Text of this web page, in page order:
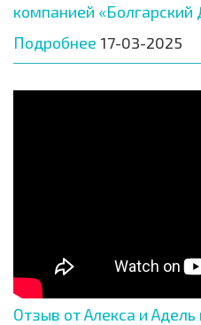
компанией «Болгарский
Подробнее 17-03-2025
Отзыв от Алекса и